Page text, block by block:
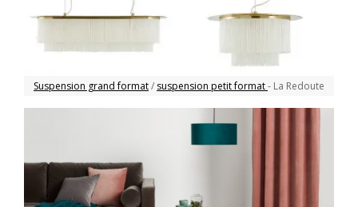
Suspension grand format/ suspension petit format- La Redoute